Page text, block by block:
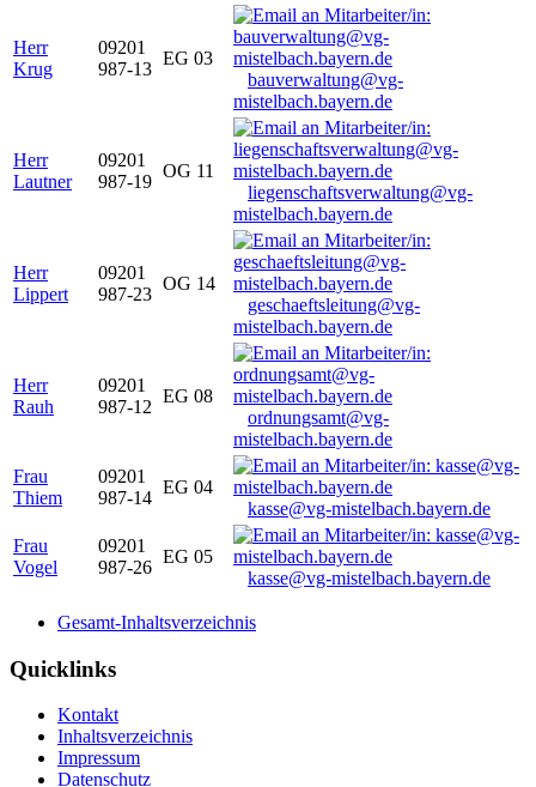
Herr
Krug
09201
987-13
EG 03
bauverwaltung@vg-
mistelbach.bayern.de
Herr
Lautner
09201
987-19
OG 11
liegenschaftsverwaltung@vg-
mistelbach.bayern.de
Herr
Lippert
09201
987-23
OG 14
geschaeftsleitung@vg-
mistelbach.bayern.de
Herr
Rauh
09201
987-12
EG 08
ordnungsamt@vg-
mistelbach.bayern.de
Frau
Thiem
09201
987-14
EG 04
kasse@vg-mistelbach.bayern.de
Frau
Vogel
09201
987-26
EG 05
kasse@vg-mistelbach.bayern.de
Gesamt-Inhaltsverzeichnis
Quicklinks
Kontakt
Inhaltsverzeichnis
Impressum
Datenschutz